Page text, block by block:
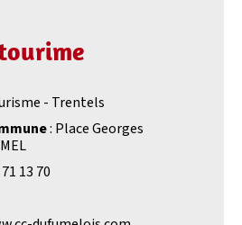
- Trentels
: Place Georges
13 70